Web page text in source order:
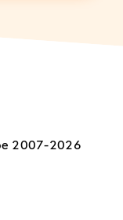
2007-2026